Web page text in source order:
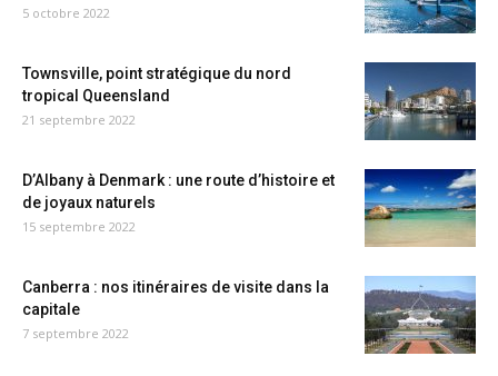
5 octobre 2022
Townsville, point stratégique du nord
tropical Queensland
21 septembre 2022
D’Albany à Denmark : une route d’histoire et
de joyaux naturels
15 septembre 2022
Canberra : nos itinéraires de visite dans la
capitale
7 septembre 2022